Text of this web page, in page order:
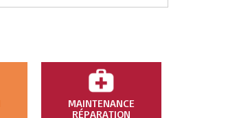
MAINTENANCE
RÉPARATION